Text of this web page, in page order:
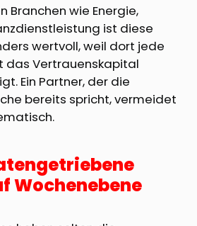
Branchen wie Energie,
ist diese
wertvoll, weil dort jede
das Vertrauenskapital
Ein Partner, der die
bereits spricht, vermeidet
Wochenebene